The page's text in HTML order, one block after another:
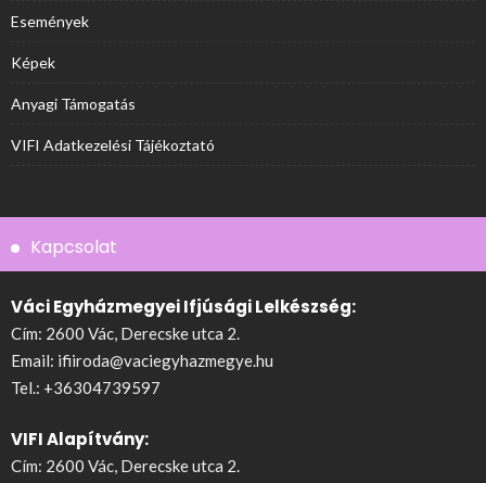
Események
Képek
Anyagi Támogatás
VIFI Adatkezelési Tájékoztató
Kapcsolat
Váci Egyházmegyei Ifjúsági Lelkészség:
Cím: 2600 Vác, Derecske utca 2.
Email: ifiiroda@vaciegyhazmegye.hu
Tel.: +36304739597
VIFI Alapítvány:
Cím: 2600 Vác, Derecske utca 2.